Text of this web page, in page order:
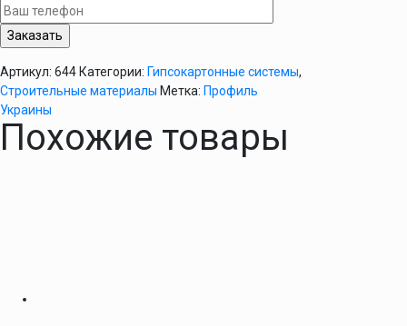
(
0,4мм
Артикул: 644 Категории: Гипсокартонные системы,
Строительные материалы Метка: Профиль
Украины
Похожие товары